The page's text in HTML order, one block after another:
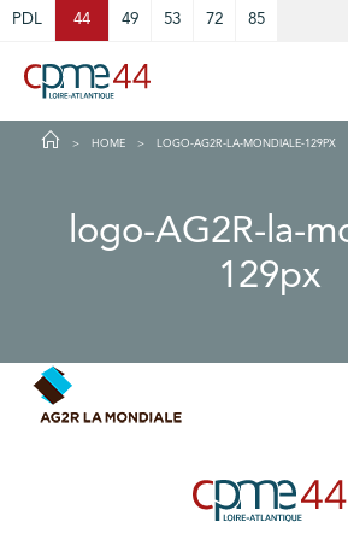
PDL 44 49 53 72 85
HOME LOGO-AG2R-LA-MONDIALE-129PX
logo-AG2R-la-
129px
Cookies management panel